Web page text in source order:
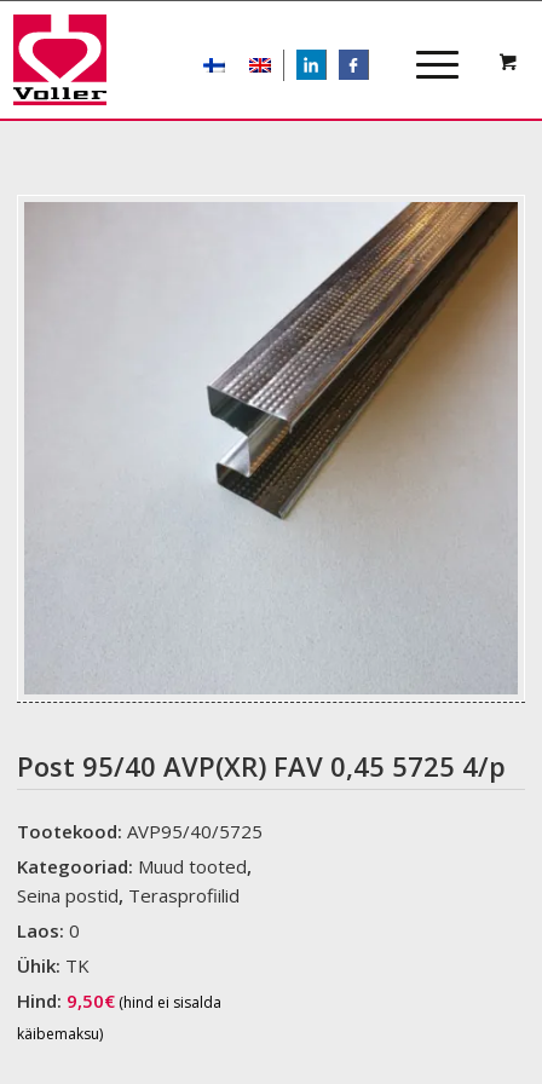
LIn
Post 95/40 AVP(XR) FAV 0,45 5725 4/p
Tootekood:AVP95/40/5725
Kategooriad: Muud tooted,
Seina postid, Terasprofiilid
Laos:0
Ühik: TK
Hind: 9,50€ (hind ei sisalda
käibemaksu)